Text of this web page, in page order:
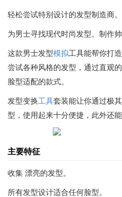
轻松尝试特别设计的发型制造商。
为男士寻找现代时尚发型。制作
这款男士发型模拟工具能帮你打
尝试各种风格的发型，通过直观
脸型适配的款式。
发型变换工具套装能让你通过极
型，使用起来十分便捷，此外还
主要特征
收集 漂亮的发型。
所有发型设计适合任何脸型。